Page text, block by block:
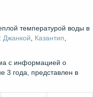
температурой воды в
Джанкой Казантип
с информацией о
3 года, представлен в